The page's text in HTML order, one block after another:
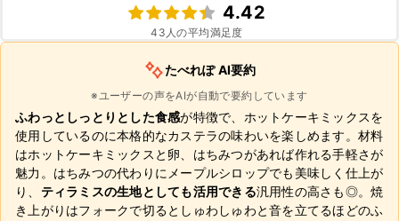
4.42
43 人の平均満足度
たべれぽ AI要約
※ユーザーの声をAIが自動で要約しています
ふわっとしっとりとした食感が特徴で、ホットケーキミックスを
使用しているのに本格的なカステラの味わいを楽しめます。材料
はホットケーキミックスと卵、はちみつがあれば作れる手軽さが
魅力。はちみつの代わりにメープルシロップでも美味しく仕上が
り、 ティラミスの生地としても活用できる汎用性の高さも◎。焼
き上がりはフォークで切るとしゅわしゅわと音を立てるほどのふ